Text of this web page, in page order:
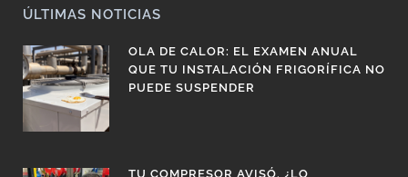
ÚLTIMAS NOTICIAS
OLA DE CALOR: EL EXAMEN ANUAL
QUE TU INSTALACIÓN FRIGORÍFICA NO
PUEDE SUSPENDER
TU COMPRESOR AVISÓ. ¿LO